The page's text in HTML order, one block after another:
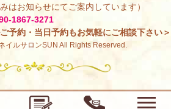
はお知らせにてご案内しています）
1867-3271
予約・当日予約もお気軽にご相談下さい＞
イルサロンSUN All Rights Reserved.